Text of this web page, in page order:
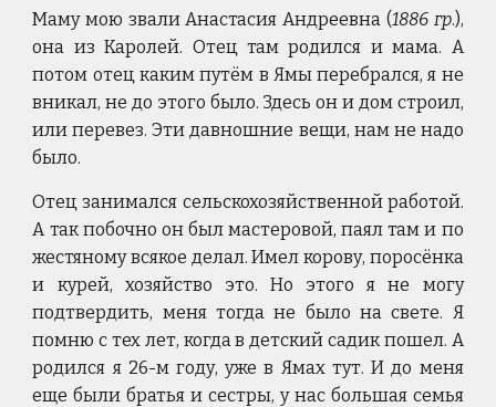
Маму мою звали Анастасия Андреевна (1886 гр.),
она из Каролей. Отец там родился и мама. А
потом отец каким путём в Ямы перебрался, я не
вникал, не до этого было. Здесь он и дом строил,
или перевез. Эти давношние вещи, нам не надо
было.
Отец занимался сельскохозяйственной работой.
А так побочно он был мастеровой, паял там и по
жестяному всякое делал. Имел корову, поросёнка
и курей, хозяйство это. Но этого я не могу
подтвердить, меня тогда не было на свете. Я
помню с тех лет, когда в детский садик пошел. А
родился я 26-м году, уже в Ямах тут. И до меня
еще были братья и сестры, у нас большая семья